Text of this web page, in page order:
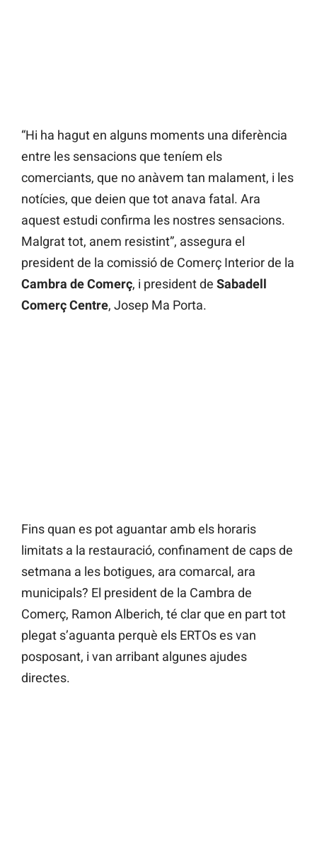
“Hi ha hagut en alguns moments una diferència
entre les sensacions que teníem els
comerciants, que no anàvem tan malament, i les
notícies, que deien que tot anava fatal. Ara
aquest estudi confirma les nostres sensacions.
Malgrat tot, anem resistint”, assegura el
president de la comissió de Comerç Interior de la
Cambra de Comerç, i president de Sabadell
Comerç Centre, Josep Ma Porta.
Fins quan es pot aguantar amb els horaris
limitats a la restauració, confinament de caps de
setmana a les botigues, ara comarcal, ara
municipals? El president de la Cambra de
Comerç, Ramon Alberich, té clar que en part tot
plegat s’aguanta perquè els ERTOs es van
posposant, i van arribant algunes ajudes
directes.